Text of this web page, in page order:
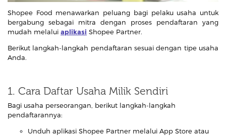
Shopee Food menawarkan peluang bagi pelaku usaha untuk
bergabung sebagai mitra dengan proses pendaftaran yang
mudah melalui aplikasi Shopee Partner.
Berikut langkah-langkah pendaftaran sesuai dengan tipe usaha
Anda.
1. Cara Daftar Usaha Milik Sendiri
Bagi usaha perseorangan, berikut langkah-langkah
pendaftarannya:
Unduh aplikasi Shopee Partner melalui App Store atau